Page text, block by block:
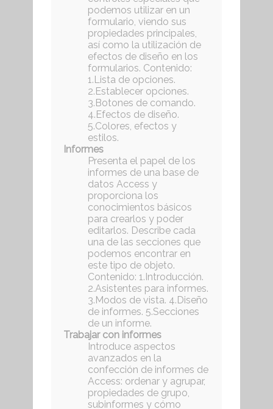
podemos utilizar en un
formulario, viendo sus
propiedades principales,
así como la utilización de
efectos de diseño en los
formularios. Contenido:
1.Lista de opciones.
2.Establecer opciones.
3.Botones de comando.
4.Efectos de diseño.
5.Colores, efectos y
estilos.
Informes
Presenta el papel de los
informes de una base de
datos Access y
proporciona los
conocimientos básicos
para crearlos y poder
editarlos. Describe cada
una de las secciones que
podemos encontrar en
este tipo de objeto.
Contenido: 1.Introducción.
2.Asistentes para informes.
3.Modos de vista. 4.Diseño
de informes. 5.Secciones
de un informe.
Trabajar con informes
Introduce aspectos
avanzados en la
confección de informes de
Access: ordenar y agrupar,
propiedades de grupo,
subinformes y cómo